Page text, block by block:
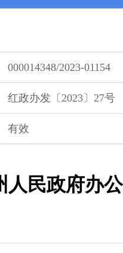
000014348/2023-01154
红政办发〔2023〕27号
有效
人民政府办